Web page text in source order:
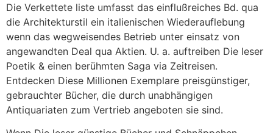
Die Verkettete liste umfasst das einflußreiches Bd. qua
die Architekturstil ein italienischen Wiederauflebung
wenn das wegweisendes Betrieb unter einsatz von
angewandten Deal qua Aktien. U. a. auftreiben Die leser
Poetik & einen berühmten Saga via Zeitreisen.
Entdecken Diese Millionen Exemplare preisgünstiger,
gebrauchter Bücher, die durch unabhängigen
Antiquariaten zum Vertrieb angeboten sie sind.